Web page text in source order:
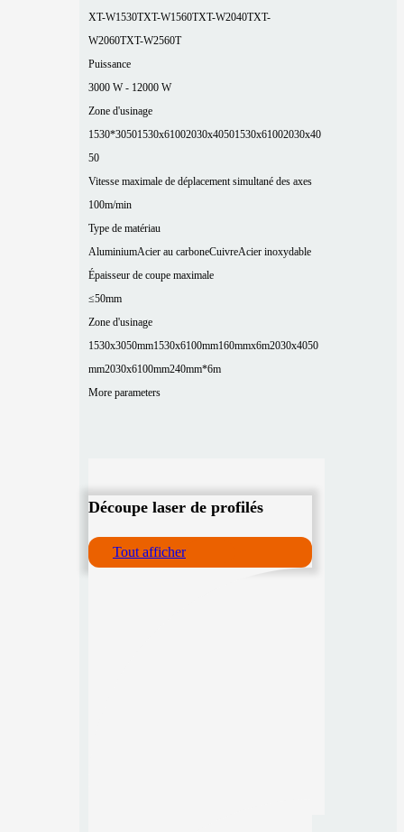
XT-W1530TXT-W1560TXT-W2040TXT-
W2060TXT-W2560T
Puissance
3000 W - 12000 W
Zone d'usinage
1530*30501530x61002030x40501530x61002030x40
50
Vitesse maximale de déplacement simultané des axes
100m/min
Type de matériau
AluminiumAcier au carboneCuivreAcier inoxydable
Épaisseur de coupe maximale
≤50mm
Zone d'usinage
1530x3050mm1530x6100mm160mmx6m2030x4050
mm2030x6100mm240mm*6m
More parameters
Découpe laser de profilés
Tout afficher